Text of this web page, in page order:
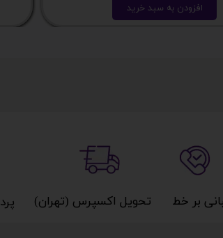
افزودن به سبد خرید
تحویل اکسپرس (تهران)​​​​​​​ بر خط​​​​​​​